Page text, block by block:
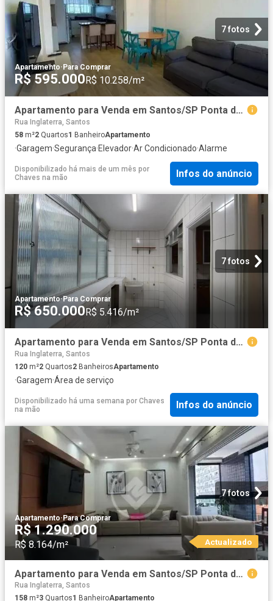
7 fotos
Apartamento· Para Comprar
R$ 595.000 R$ 10.258/m²
Apartamento para Venda em Santos/SP Ponta da Praia 2 Quartos
Rua Inglaterra, Santos
58 m²2 Quartos1 BanheiroApartamento
·Garagem·Segurança·Elevador·Ar Condicionado·Alarme
Disponibilizado há mais de um mês por
Chaves na mão
Infos do anúncio
7 fotos
Apartamento·Para Comprar
R$ 650.000R$ 5.416/m²
Apartamento para Venda em Santos/SP Ponta da Praia 2 Quartos
Rua Inglaterra, Santos
120 m²2 Quartos2 BanheirosApartamento
·Garagem·Área de serviço
Disponibilizado há uma semana por Chaves
na mão
Infos do anúncio
7 fotos
Apartamento·Para Comprar
R$ 1.290.000
R$ 8.164/m² Actualizado
Apartamento para Venda em Santos/SP Ponta da Praia 3 Quartos
Rua Inglaterra, Santos
158 m²3 Quartos1 BanheiroApartamento